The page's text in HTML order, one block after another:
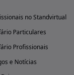
no Standvirtual
Particulares
Profissionais
e Notícias